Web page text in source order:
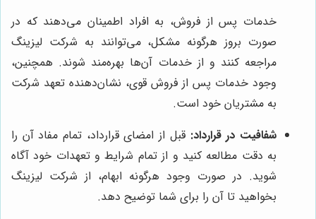
خدمات پس از فروش، به افراد اطمینان می‌دهند که در
صورت بروز هرگونه مشکل، می‌توانند به شرکت لیزینگ
مراجعه کنند و از خدمات آن‌ها بهره‌مند شوند. همچنین،
وجود خدمات پس از فروش قوی، نشان‌دهنده تعهد شرکت
به مشتریان خود است.
شفافیت در قرارداد: قبل از امضای قرارداد، تمام مفاد آن را
به دقت مطالعه کنید و از تمام شرایط و تعهدات خود آگاه
شوید. در صورت وجود هرگونه ابهام، از شرکت لیزینگ
بخواهید تا آن را برای شما توضیح دهد.